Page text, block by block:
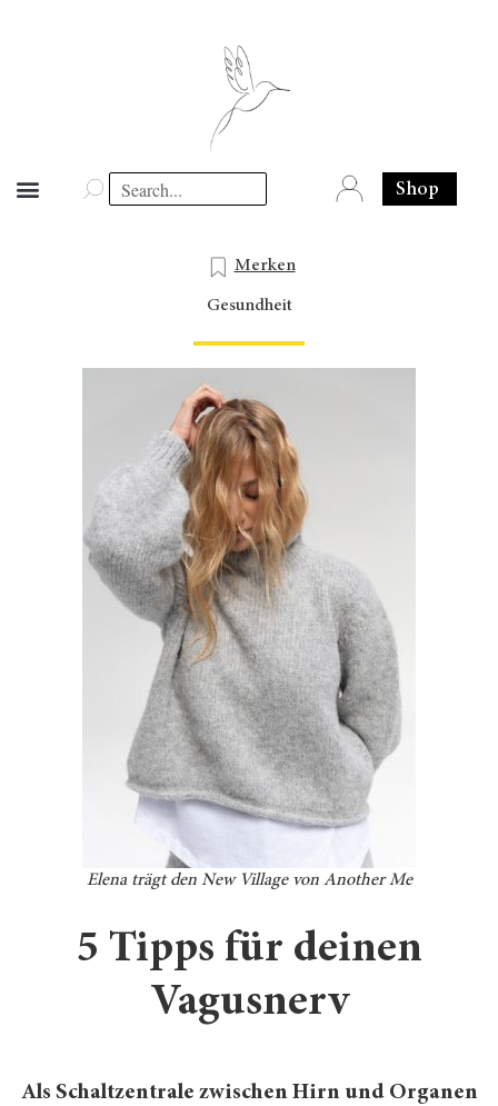
Shop
Merken
Gesundheit
Elena trägt den New Village von Another Me
5 Tipps für deinen
Vagusnerv
Als Schaltzentrale zwischen Hirn und Organen